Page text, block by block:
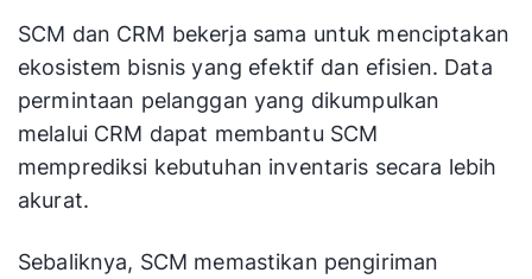
SCM dan CRM bekerja sama untuk menciptakan
ekosistem bisnis yang efektif dan efisien. Data
permintaan pelanggan yang dikumpulkan
melalui CRM dapat membantu SCM
memprediksi kebutuhan inventaris secara lebih
akurat.
Sebaliknya, SCM memastikan pengiriman